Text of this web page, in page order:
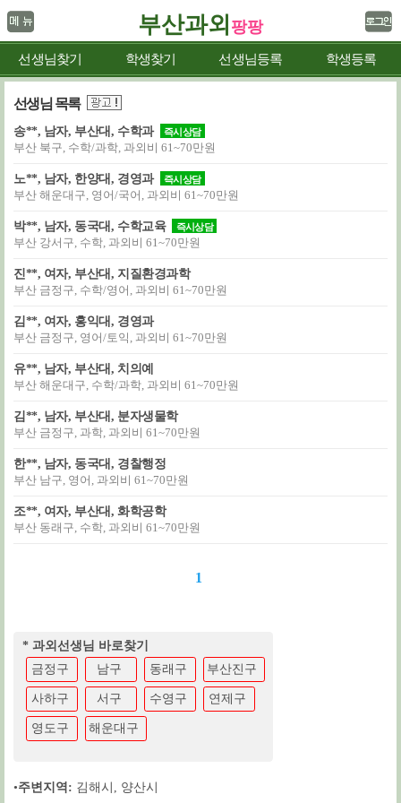
부산과외 팡팡
선생님찾기 학생찾기 선생님등록 학생등록
선생님 목록
송**, 남자, 부산대, 수학과 즉시상담
부산 북구, 수학/과학, 과외비 61~70만원
노**, 남자, 한양대, 경영과 즉시상담
부산 해운대구, 영어/국어, 과외비 61~70만원
박**, 남자, 동국대, 수학교육 즉시상담
부산 강서구, 수학, 과외비 61~70만원
진**, 여자, 부산대, 지질환경과학
부산 금정구, 수학/영어, 과외비 61~70만원
김**, 여자, 홍익대, 경영과
부산 금정구, 영어/토익, 과외비 61~70만원
유**, 남자, 부산대, 치의예
부산 해운대구, 수학/과학, 과외비 61~70만원
김**, 남자, 부산대, 분자생물학
부산 금정구, 과학, 과외비 61~70만원
한**, 남자, 동국대, 경찰행정
부산 남구, 영어, 과외비 61~70만원
조**, 여자, 부산대, 화학공학
부산 동래구, 수학, 과외비 61~70만원
1
* 과외선생님 바로찾기
금정구
남구 동래구 부산진구
사하구 서구 수영구 연제구
영도구 해운대구
•주변지역: 김해시 , 양산시